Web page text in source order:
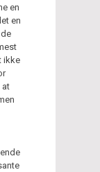
en
en
ikke
at